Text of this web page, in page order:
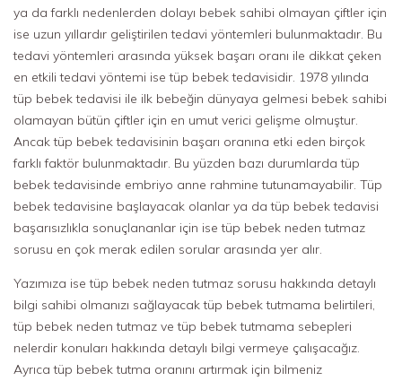
ya da farklı nedenlerden dolayı bebek sahibi olmayan çiftler için
ise uzun yıllardır geliştirilen tedavi yöntemleri bulunmaktadır. Bu
tedavi yöntemleri arasında yüksek başarı oranı ile dikkat çeken
en etkili tedavi yöntemi ise tüp bebek tedavisidir. 1978 yılında
tüp bebek tedavisi ile ilk bebeğin dünyaya gelmesi bebek sahibi
olamayan bütün çiftler için en umut verici gelişme olmuştur.
Ancak tüp bebek tedavisinin başarı oranına etki eden birçok
farklı faktör bulunmaktadır. Bu yüzden bazı durumlarda tüp
bebek tedavisinde embriyo anne rahmine tutunamayabilir. Tüp
bebek tedavisine başlayacak olanlar ya da tüp bebek tedavisi
başarısızlıkla sonuçlananlar için ise tüp bebek neden tutmaz
sorusu en çok merak edilen sorular arasında yer alır.
Yazımıza ise tüp bebek neden tutmaz sorusu hakkında detaylı
bilgi sahibi olmanızı sağlayacak tüp bebek tutmama belirtileri,
tüp bebek neden tutmaz ve tüp bebek tutmama sebepleri
nelerdir konuları hakkında detaylı bilgi vermeye çalışacağız.
Ayrıca tüp bebek tutma oranını artırmak için bilmeniz